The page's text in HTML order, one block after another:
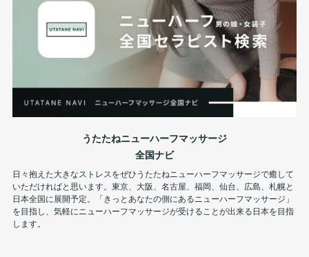
うたたねニューハーフマッサージ
全国ナビ
日々抱えた大きなストレスをぜひうたたねニューハーフマッサージで癒して
いただければと思います。東京、大阪、名古屋、福岡、仙台、広島、札幌と
日本全国に展開予定。「きっとあなたの側にあるニューハーフマッサージ」
を目指し、気軽にニューハーフマッサージが受けることが出来る日本を目指
します。